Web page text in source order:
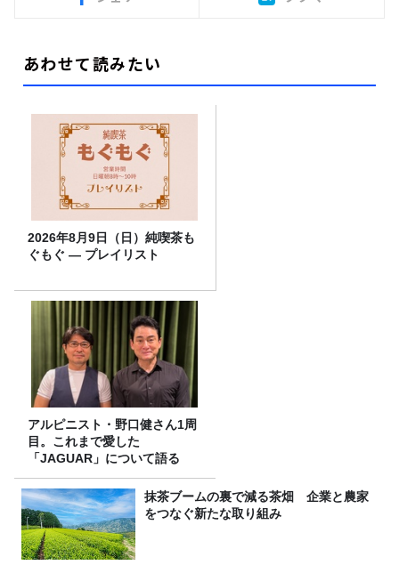
あわせて読みたい
2026年8月9日（日）純喫茶も
ぐもぐ ― プレイリスト
アルピニスト・野口健さん1周
目。これまで愛した
「JAGUAR」について語る
抹茶ブームの裏で減る茶畑 企業と農家
をつなぐ新たな取り組み